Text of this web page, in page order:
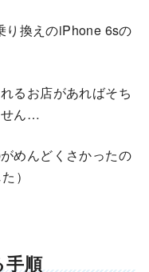
り換えのiPhone 6sの
るお店があればそち
せん…
めんどくさかったの
）
順